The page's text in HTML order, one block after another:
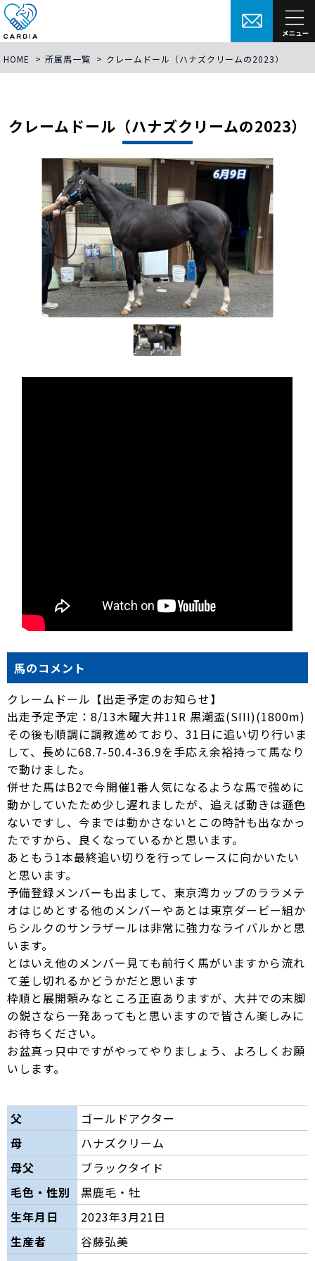
HOME > 所属馬一覧 > クレームドール（ハナズクリームの2023）
クレームドール（ハナズクリームの2023）
content/themes/cardia/single-
affiliation.php
馬のコメント
クレームドール【出走予定のお知らせ】
出走予定予定：8/13木曜大井11R 黒潮盃(SIII)(1800m)
その後も順調に調教進めており、31日に追い切り行いま
して、長めに68.7-50.4-36.9を手応え余裕持って馬なり
で動けました。
併せた馬はB2で今開催1番人気になるような馬で強めに
動かしていたため少し遅れましたが、追えば動きは遜色
ないですし、今までは動かさないとこの時計も出なかっ
たですから、良くなっているかと思います。
あともう1本最終追い切りを行ってレースに向かいたい
と思います。
予備登録メンバーも出まして、東京湾カップのララメテ
オはじめとする他のメンバーやあとは東京ダービー組か
らシルクのサンラザールは非常に強力なライバルかと思
います。
とはいえ他のメンバー見ても前行く馬がいますから流れ
て差し切れるかどうかだと思います
枠順と展開頼みなところ正直ありますが、大井での末脚
の鋭さなら一発あってもと思いますので皆さん楽しみに
お待ちください。
お盆真っ只中ですがやってやりましょう、よろしくお願
いします。
父
ゴールドアクター
母
ハナズクリーム
母父
ブラックタイド
毛色・性別
黒鹿毛・牡
生年月日
2023年3月21日
生産者
谷藤弘美